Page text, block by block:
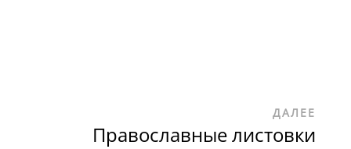
ДАЛЕЕ
Православные листовки